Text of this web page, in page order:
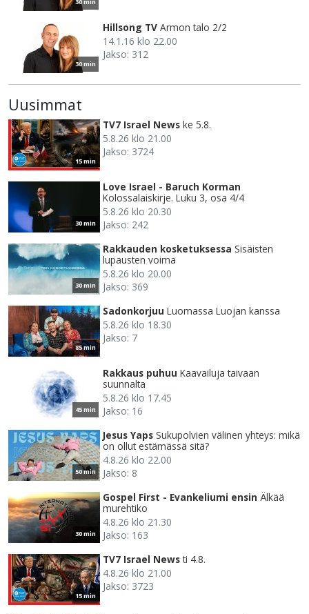
30 min
30 min
Hillsong TV Armon talo 2/2
14.1.16 klo 22.00
Jakso: 312
Uusimmat
15 min
TV7 Israel News ke 5.8.
5.8.26 klo 21.00
Jakso: 3724
30 min
Love Israel - Baruch Korman
Kolossalaiskirje. Luku 3, osa 4/4
5.8.26 klo 20.30
Jakso: 242
30 min
Rakkauden kosketuksessa Sisäisten
lupausten voima
5.8.26 klo 20.00
Jakso: 369
85 min
Sadonkorjuu Luomassa Luojan kanssa
5.8.26 klo 18.30
Jakso: 7
45 min
Rakkaus puhuu Kaavailuja taivaan
suunnalta
5.8.26 klo 17.45
Jakso: 16
50 min
Jesus Yaps Sukupolvien välinen yhteys: mikä
on ollut estämässä sitä?
4.8.26 klo 22.00
Jakso: 8
30 min
Gospel First - Evankeliumi ensin Älkää
murehtiko
4.8.26 klo 21.30
Jakso: 163
15 min
TV7 Israel News ti 4.8.
4.8.26 klo 21.00
Jakso: 3723